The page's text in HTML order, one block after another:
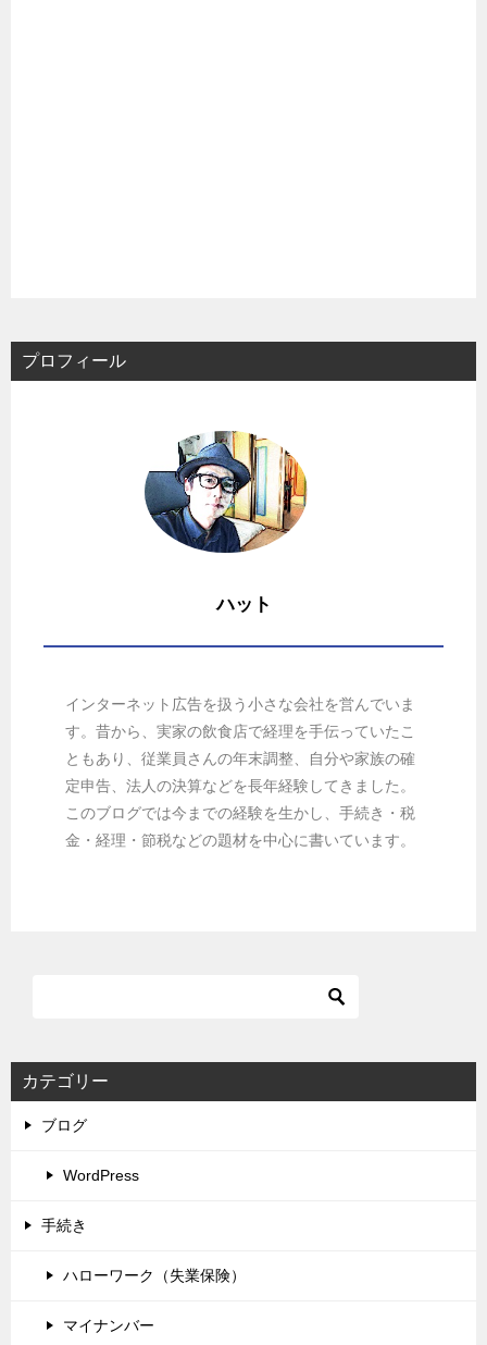
プロフィール
ハット
インターネット広告を扱う小さな会社を営んでいま
す。昔から、実家の飲食店で経理を手伝っていたこ
ともあり、従業員さんの年末調整、自分や家族の確
定申告、法人の決算などを長年経験してきました。
このブログでは今までの経験を生かし、手続き・税
金・経理・節税などの題材を中心に書いています。
カテゴリー
ブログ
WordPress
手続き
ハローワーク（失業保険）
マイナンバー